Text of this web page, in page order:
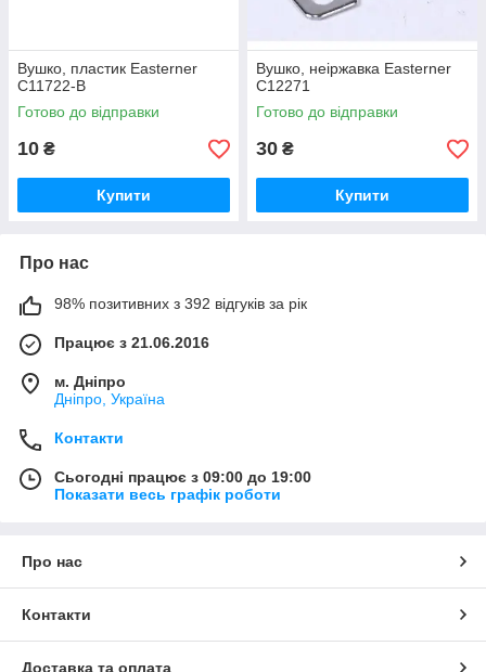
Вушко, пластик Easterner
C11722-B
Готово до відправки
10 ₴
Купити
Вушко, неіржавка Easterner
C12271
Готово до відправки
30 ₴
Купити
Про нас
98% позитивних з 392 відгуків за рік
Працює з 21.06.2016
м. Дніпро
Дніпро, Україна
Контакти
Сьогодні працює з 09:00 до 19:00
Показати весь графік роботи
Про нас
Контакти
Доставка та оплата